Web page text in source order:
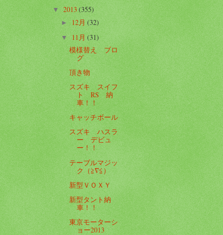
▼2013(355)
► 12月(32)
▼11月(31)
模様替え ブロ
グ
頂き物
スズキ スイフ
ト RS 納
車！！
キャッチボール
スズキ ハスラ
ー デビュ
ー！！
テーブルマジッ
ク（≧∇≦）
新型ＶＯＸＹ
新型タント納
車！！
東京モーターシ
ョー2013